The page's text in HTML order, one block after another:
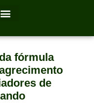
fórmula
de